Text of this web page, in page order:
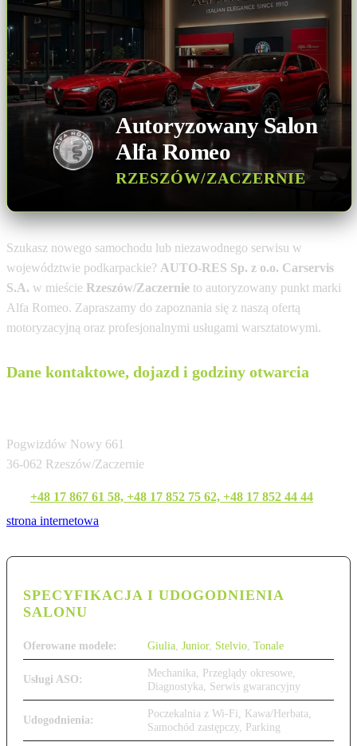
Autoryzowany Salon
Alfa Romeo
RZESZÓW/ZACZERNIE
Szukasz nowego samochodu lub niezawodnego serwisu w
województwie podkarpackie? AUTO-RES Sp. z o.o. Carservis
S.A. w mieście Rzeszów/Zaczernie to autoryzowany punkt marki
Alfa Romeo. Zapraszamy do zapoznania się z naszą ofertą
motoryzacyjną oraz profesjonalnymi usługami warsztatowymi.
Dane kontaktowe, dojazd i godziny otwarcia
Pogwizdów Nowy 661
36-062 Rzeszów/Zaczernie
+48 17 867 61 58, +48 17 852 75 62, +48 17 852 44 44
strona internetowa
SPECYFIKACJA I UDOGODNIENIA
SALONU
Oferowane modele: Giulia Junior, Stelvio Tonale
Usługi ASO:
Mechanika, Przeglądy okresowe,
Diagnostyka, Serwis gwarancyjny
Udogodnienia:
Poczekalnia z Wi-Fi, Kawa/Herbata,
Samochód zastępczy, Parking